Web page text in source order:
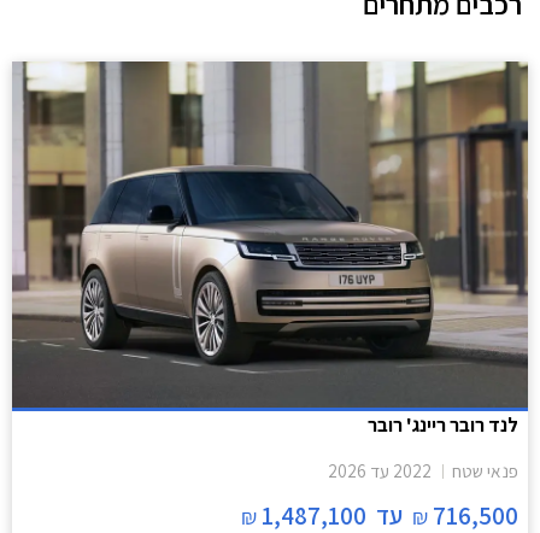
לנד רובר ריינג' רובר
פנאי שטח 2022 עד 2026
716,500
₪ עד 1,487,100
₪